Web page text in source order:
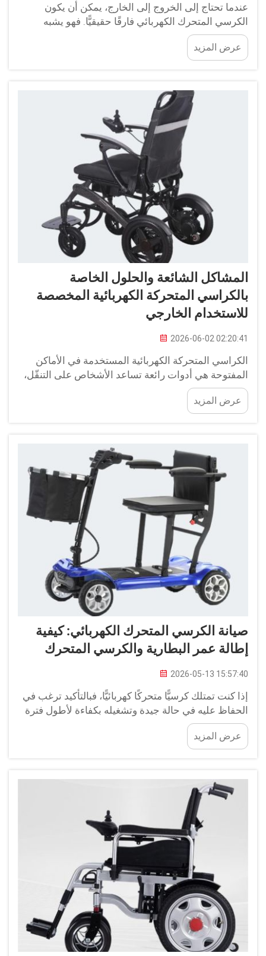
عندما تحتاج إلى الخروج إلى الخارج، يمكن أن يكون
الكرسي المتحرك الكهربائي فارقًا حقيقيًّا. فهو يشبه
المركبة الشخصية التي تأخذك إلى حيث تريد دون أدنى
مشكلة. ونحن نتحدث عن شيءٍ يعيد لك الحرية للاستمتاع
بالهواء الطلق، وزيارة الأصدقاء أو استكشاف الجوار...
عرض المزيد
المشاكل الشائعة والحلول الخاصة
بالكراسي المتحركة الكهربائية المخصصة
للاستخدام الخارجي
2026-06-02 02:20:41
الكراسي المتحركة الكهربائية المستخدمة في الأماكن
المفتوحة هي أدوات رائعة تساعد الأشخاص على التنقّل،
خاصةً في الخارج. فهي تتيح الوصول إلى الحدائق والمشاة
والمساحات المفتوحة للجميع. لكنها، كأي جهاز يتعرّض
لعوامل الطبيعة، قد تواجه بعض العوائق. وفهم هذه
عرض المزيد
صيانة الكرسي المتحرك الكهربائي: كيفية
إطالة عمر البطارية والكرسي المتحرك
2026-05-13 15:57:40
إذا كنت تمتلك كرسيًّا متحركًا كهربائيًّا، فبالتأكيد ترغب في
الحفاظ عليه في حالة جيدة وتشغيله بكفاءة لأطول فترة
ممكنة. فمثل جميع الأدوات، يتطلب الكرسي المتحرك
الكهربائي عنايةً دوريةً لضمان أداءٍ سليمٍ مستمرٍ.
وستساعدك هذه المقالة في التوجيه حول كيفية الحفاظ
عرض المزيد